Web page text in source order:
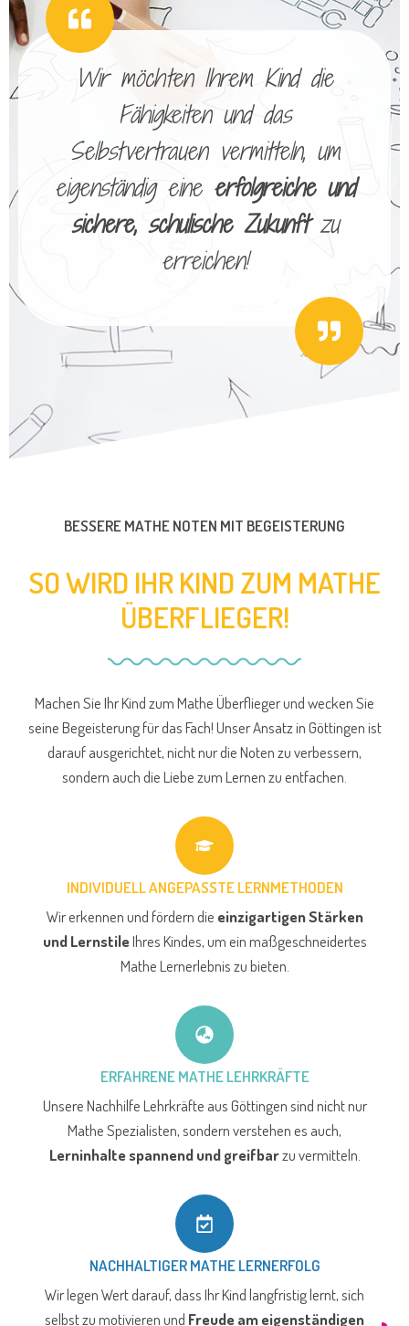
Wir möchten Ihrem Kind die
Fähigkeiten und das
Selbstvertrauen vermitteln, um
eigenständig eine erfolgreiche und
sichere, schulische Zukunftzu
erreichen!
BESSERE MATHE NOTEN MIT BEGEISTERUNG
SO WIRD IHR KIND ZUM MATHE
ÜBERFLIEGER!
Machen Sie Ihr Kind zum Mathe Überflieger und wecken Sie
seine Begeisterung für das Fach! Unser Ansatz in Göttingen ist
darauf ausgerichtet, nicht nur die Noten zu verbessern,
sondern auch die Liebe zum Lernen zu entfachen.
INDIVIDUELL ANGEPASSTE LERNMETHODEN
Wir erkennen und fördern die einzigartigen Stärken
und LernstileIhres Kindes, um ein maßgeschneidertes
Mathe Lernerlebnis zu bieten.
ERFAHRENE MATHE LEHRKRÄFTE
Unsere Nachhilfe Lehrkräfte aus Göttingen sind nicht nur
Mathe Spezialisten, sondern verstehen es auch,
Lerninhalte spannend und greifbarzu vermitteln.
NACHHALTIGER MATHE LERNERFOLG
Wir legen Wert darauf, dass Ihr Kind langfristig lernt, sich
selbst zu motivieren und Freude am eigenständigen